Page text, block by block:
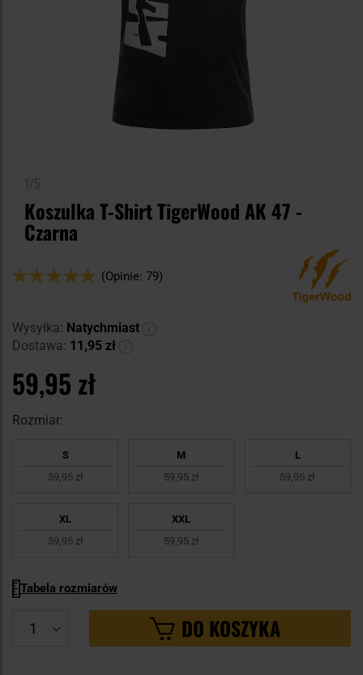
Koszulka T-Shirt TigerWood AK 47 -
Czarna
Ocena:
(Opinie: 79)
Wysyłka: Natychmiast
Dostawa: 11,95 zł
59,95 zł
Rozmiar:
S
59,95 zł
M
59,95 zł
L
59,95 zł
XL
59,95 zł
XXL
59,95 zł
Tabela rozmiarów
DO KOSZYKA